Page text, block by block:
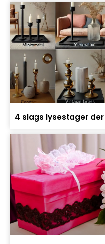
4 slags lysestager